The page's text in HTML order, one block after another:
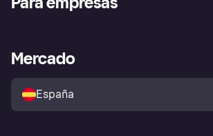
Inicio de sesión
Directorio de tiendas
Política de protección al
comprador de Klarna
Reclamaciones
Acceso empresas
Mercado
España